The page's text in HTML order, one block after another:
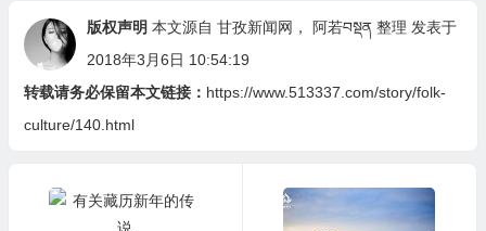
版权声明 本文源自 甘孜新闻网， 阿若བསྡན整理 发表于
2018年3月6日 10:54:19
转载请务必保留本文链接： https://www.513337.com/story/folk-
culture/140.html